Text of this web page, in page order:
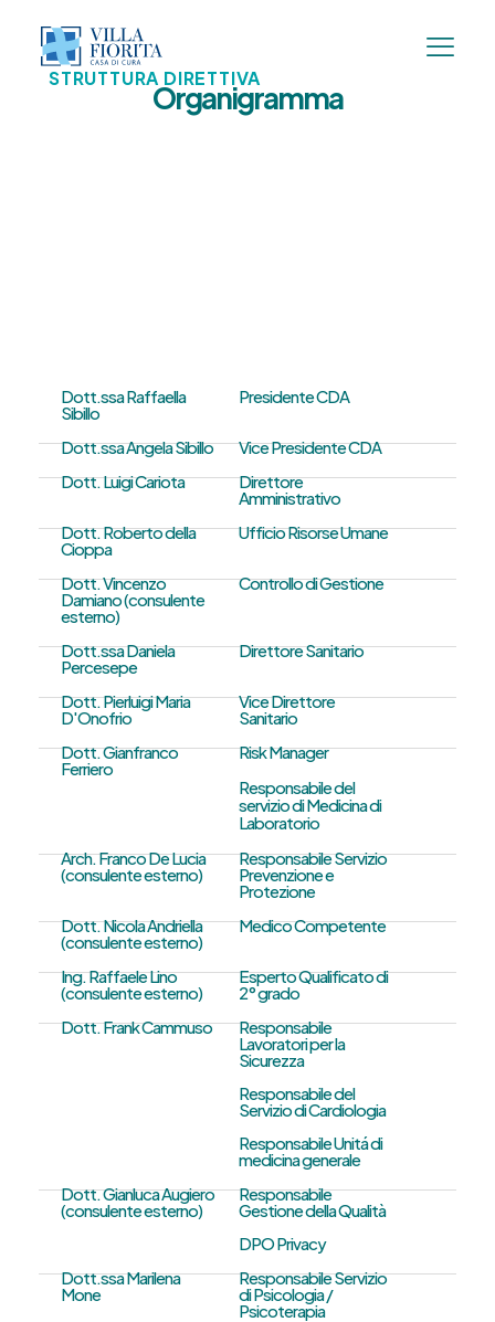
STRUTTURA DIRETTIVA
Organigramma
Dott.ssa Raffaella
Sibillo
Presidente CDA
Dott.ssa Angela Sibillo
Vice Presidente CDA
Dott. Luigi Cariota
Direttore
Amministrativo
Dott. Roberto della
Cioppa
Ufficio Risorse Umane
Dott. Vincenzo
Damiano (consulente
esterno)
Controllo di Gestione
Dott.ssa Daniela
Percesepe
Direttore Sanitario
Dott. Pierluigi Maria
D'Onofrio
Vice Direttore
Sanitario
Dott. Gianfranco
Ferriero
Risk Manager
Responsabile del
servizio di Medicina di
Laboratorio
Arch. Franco De Lucia
(consulente esterno)
Responsabile Servizio
Prevenzione e
Protezione
Dott. Nicola Andriella
(consulente esterno)
Medico Competente
Ing. Raffaele Lino
(consulente esterno)
Esperto Qualificato di
2° grado
Dott. Frank Cammuso
Responsabile
Lavoratori per la
Sicurezza
Responsabile del
Servizio di Cardiologia
Responsabile Unitá di
medicina generale
Dott. Gianluca Augiero
(consulente esterno)
Responsabile
Gestione della Qualità
DPO Privacy
Dott.ssa Marilena
Mone
Responsabile Servizio
di Psicologia /
Psicoterapia